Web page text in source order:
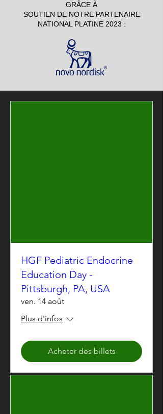
GRÂCE À
SOUTIEN DE NOTRE PARTENAIRE
NATIONAL PLATINE 2023 :
HGF Pediatric Endocrine
Education Day -
Pittsburgh, PA, USA
ven. 14 août
Plus d'infos
Acheter des billets